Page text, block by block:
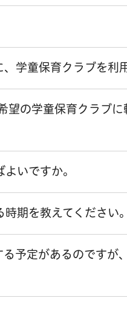
学童保育クラブを利
望の学童保育クラブ
いですか。
期を教えてください。
予定があるのですが